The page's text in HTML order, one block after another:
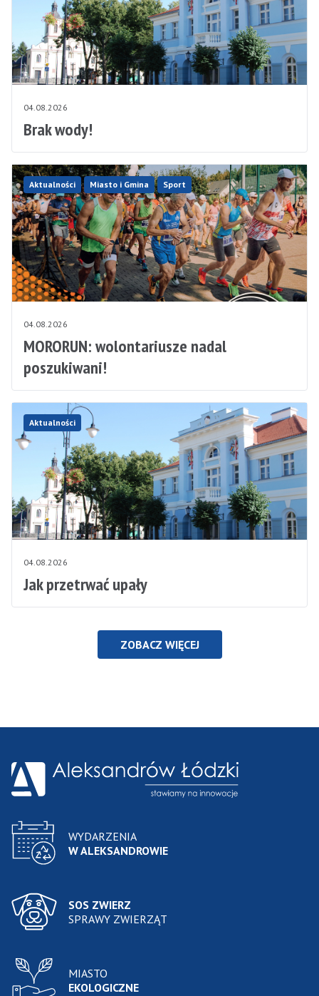
04.08.2026
Brak wody!
Aktualności Miasto i Gmina Sport
04.08.2026
MORORUN: wolontariusze nadal
poszukiwani!
Aktualności
04.08.2026
Jak przetrwać upały
ZOBACZ WIĘCEJ
WYDARZENIA
W ALEKSANDROWIE
SOS ZWIERZ
SPRAWY ZWIERZĄT
MIASTO
EKOLOGICZNE